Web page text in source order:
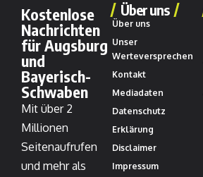
Kostenlose
Nachrichten
für Augsburg
und
Bayerisch-
Schwaben
Mit über 2
Millionen
Seitenaufrufen
und mehr als
Über uns
Über uns
Unser
Werteversprechen
Kontakt
Mediadaten
Datenschutz
Erklärung
Disclaimer
Impressum